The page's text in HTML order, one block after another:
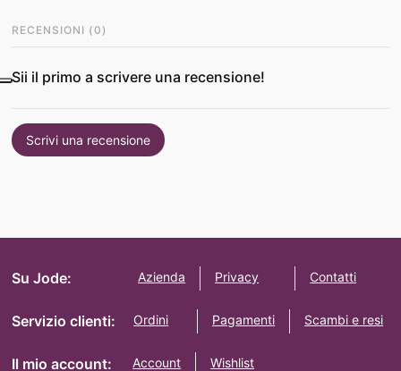
RECENSIONI (0 )
Sii il primo a scrivere una recensione!
Scrivi una recensione
Su Jode: Azienda Privacy Contatti
Servizio clienti: Ordini Pagamenti Scambi e resi
Il mio account: Account Wishlist